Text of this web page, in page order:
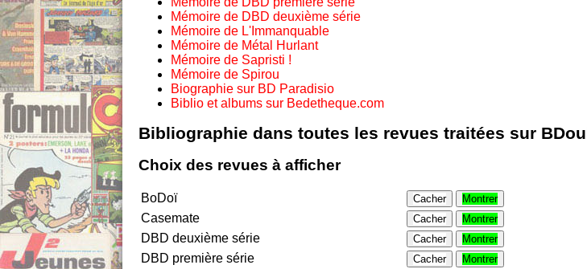
Mémoire de DBD deuxième série
Mémoire de L'Immanquable
Mémoire de Métal Hurlant
Mémoire de Sapristi !
Mémoire de Spirou
Biographie sur BD Paradisio
Biblio et albums sur Bedetheque.com
Bibliographie dans toutes les revues traitées sur
Choix des revues à afficher
BoDoï Cacher Montrer
Casemate Cacher Montrer
DBD deuxième série Cacher Montrer
DBD première série Cacher Montrer